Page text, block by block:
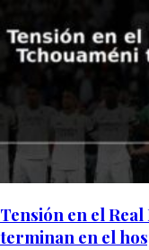
Tensión en el
terminan en el